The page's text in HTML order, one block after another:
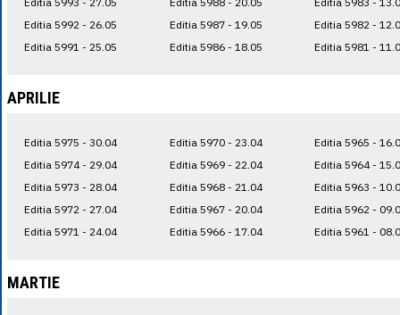
Editia 5992 - 26.05
Editia 5991 - 25.05
Editia 5987 - 19.05
Editia 5986 - 18.05
Editia 5982 -
Editia 5981 -
APRILIE
Editia 5975 - 30.04
Editia 5974 - 29.04
Editia 5973 - 28.04
Editia 5972 - 27.04
Editia 5971 - 24.04
Editia 5970 - 23.04
Editia 5969 - 22.04
Editia 5968 - 21.04
Editia 5967 - 20.04
Editia 5966 - 17.04
Editia 5965 -
Editia 5964 -
Editia 5963 -
Editia 5962 -
Editia 5961 -
MARTIE